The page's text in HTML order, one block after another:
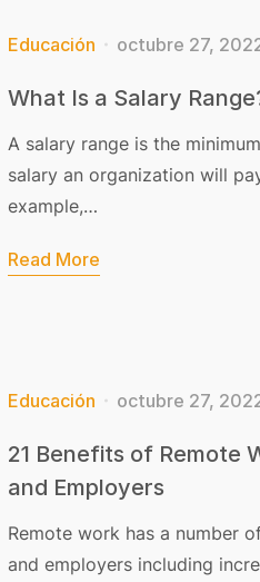
Educación octubre 27,
What Is a Salary
A salary range is the
salary an organization will
example,…
Read More
Educación octubre 27,
21 Benefits of Remote
and Employers
Remote work has a number
and employers including